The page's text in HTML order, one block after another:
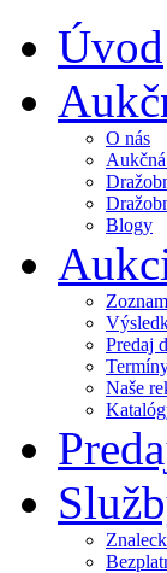
Úvod
O nás
Aukčná
Blogy
Predaj
Naše